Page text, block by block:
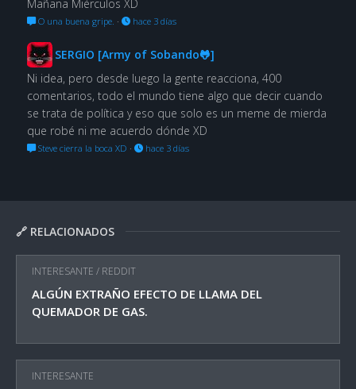
🔗 RELACIONADOS
INTERESANTE / REDDIT
ALGÚN EXTRAÑO EFECTO DE LLAMA DEL
QUEMADOR DE GAS.
INTERESANTE
Mañana Miérculos XD
O una buena gripe. · hace 3 días
SERGIO [Army of Sobando🐸]
Ni idea, pero desde luego la gente reacciona, 400
comentarios, todo el mundo tiene algo que decir cuando
se trata de política y eso que solo es un meme de mierda
que robé ni me acuerdo dónde XD
Steve cierra la boca XD · hace 3 días